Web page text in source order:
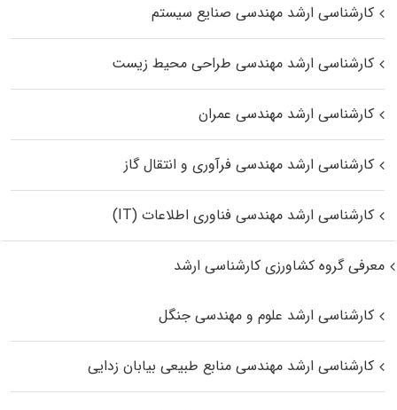
کارشناسی ارشد مهندسی صنایع سیستم
کارشناسی ارشد مهندسی طراحی محیط زیست
کارشناسی ارشد مهندسی عمران
کارشناسی ارشد مهندسی فرآوری و انتقال گاز
کارشناسی ارشد مهندسی فناوری اطلاعات (IT)
معرفی گروه کشاورزی کارشناسی ارشد
کارشناسی ارشد علوم و مهندسی جنگل
کارشناسی ارشد مهندسی منابع طبیعی بیابان زدایی